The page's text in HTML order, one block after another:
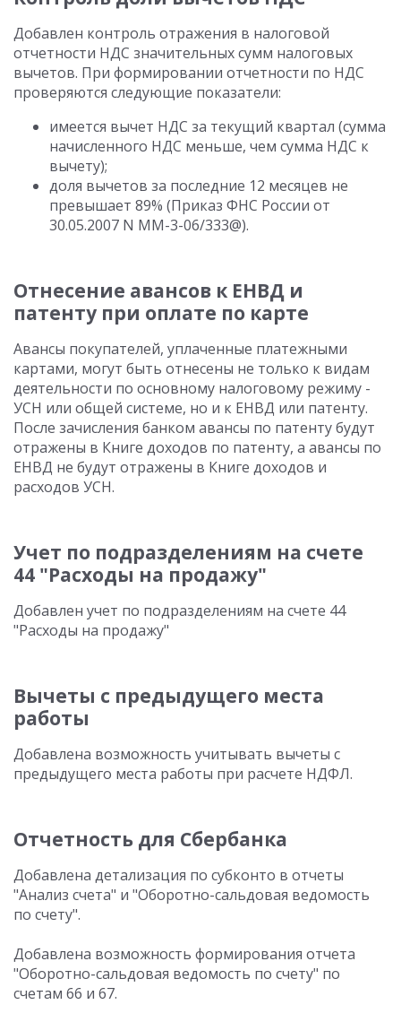
Добавлен контроль отражения в налоговой
отчетности НДС значительных сумм налоговых
вычетов. При формировании отчетности по НДС
проверяются следующие показатели:
имеется вычет НДС за текущий квартал (сумма
начисленного НДС меньше, чем сумма НДС к
вычету);
доля вычетов за последние 12 месяцев не
превышает 89% (Приказ ФНС России от
30.05.2007 N ММ-3-06/333@).
Отнесение авансов к ЕНВД и
патенту при оплате по карте
Авансы покупателей, уплаченные платежными
картами, могут быть отнесены не только к видам
деятельности по основному налоговому режиму -
УСН или общей системе, но и к ЕНВД или патенту.
После зачисления банком авансы по патенту будут
отражены в Книге доходов по патенту, а авансы по
ЕНВД не будут отражены в Книге доходов и
расходов УСН.
Учет по подразделениям на счете
44 "Расходы на продажу"
Добавлен учет по подразделениям на счете 44
"Расходы на продажу"
Вычеты с предыдущего места
работы
Добавлена возможность учитывать вычеты с
предыдущего места работы при расчете НДФЛ.
Отчетность для Сбербанка
Добавлена детализация по субконто в отчеты
"Анализ счета" и "Оборотно-сальдовая ведомость
по счету".
Добавлена возможность формирования отчета
"Оборотно-сальдовая ведомость по счету" по
счетам 66 и 67.